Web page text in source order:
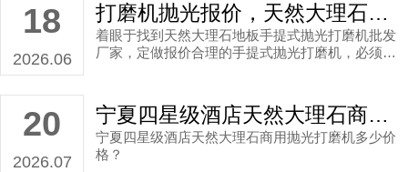
18
2026.06
打磨机抛光报价，天然大理石地板手提式抛光打磨机批发厂家直销案例
着眼于找到天然大理石地板手提式抛光打磨机批发
厂家，定做报价合理的手提式抛光打磨机，必须有
20
2026.07
宁夏四星级酒店天然大理石商用抛光打磨机多少价格？
宁夏四星级酒店天然大理石商用抛光打磨机多少价
格？